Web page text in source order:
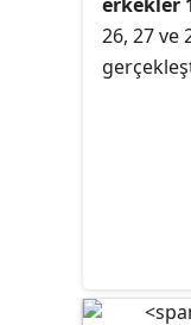
kendisine
26
26, 27 ve